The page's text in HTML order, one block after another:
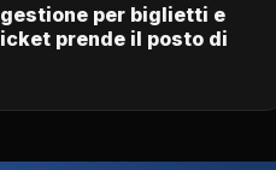
per biglietti e
prende il posto di